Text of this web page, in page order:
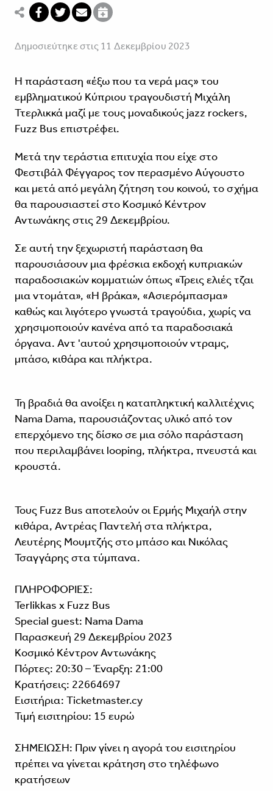
Δημοσιεύτηκε στις 11 Δεκεμβρίου 2023
Η παράσταση «έξω που τα νερά μας» του
εμβληματικού Κύπριου τραγουδιστή Μιχάλη
Ττερλικκά μαζί με τους μοναδικούς jazz rockers,
Fuzz Bus επιστρέφει.
Μετά την τεράστια επιτυχία που είχε στο
Φεστιβάλ Φέγγαρος τον περασμένο Αύγουστο
και μετά από μεγάλη ζήτηση του κοινού, το σχήμα
θα παρουσιαστεί στο Κοσμικό Κέντρον
Αντωνάκης στις 29 Δεκεμβρίου.
Σε αυτή την ξεχωριστή παράσταση θα
παρουσιάσουν μια φρέσκια εκδοχή κυπριακών
παραδοσιακών κομματιών όπως «Τρεις ελιές τζαι
μια ντομάτα», «Η βράκα», «Ασιερόμπασμα»
καθώς και λιγότερο γνωστά τραγούδια, χωρίς να
χρησιμοποιούν κανένα από τα παραδοσιακά
όργανα. Αντ 'αυτού χρησιμοποιούν ντραμς,
μπάσο, κιθάρα και πλήκτρα.
Τη βραδιά θα ανοίξει η καταπληκτική καλλιτέχνις
Nama Dama, παρουσιάζοντας υλικό από τον
επερχόμενο της δίσκο σε μια σόλο παράσταση
που περιλαμβάνει looping, πλήκτρα, πνευστά και
κρουστά.
Τους Fuzz Bus αποτελούν οι Ερμής Μιχαήλ στην
κιθάρα, Αντρέας Παντελή στα πλήκτρα,
Λευτέρης Μουμτζής στο μπάσο και Νικόλας
Τσαγγάρης στα τύμπανα.
ΠΛΗΡΟΦΟΡΙΕΣ:
Terlikkas x Fuzz Bus
Special guest: Nama Dama
Παρασκευή 29 Δεκεμβρίου 2023
Κοσμικό Κέντρον Αντωνάκης
Πόρτες: 20:30 – Έναρξη: 21:00
Kρατήσεις: 22664697
Εισιτήρια: Ticketmaster.cy
Τιμή εισιτηρίου: 15 ευρώ
ΣΗΜΕΙΩΣΗ: Πριν γίνει η αγορά του εισιτηρίου
πρέπει να γίνεται κράτηση στο τηλέφωνο
κρατήσεων